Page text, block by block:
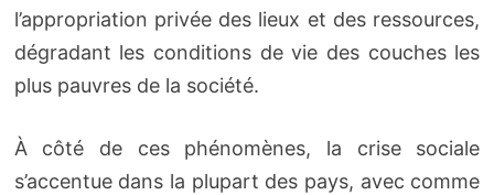
l’appropriation privée des lieux et des ressources,
dégradant les conditions de vie des couches les
plus pauvres de la société.
À côté de ces phénomènes, la crise sociale
s’accentue dans la plupart des pays, avec comme